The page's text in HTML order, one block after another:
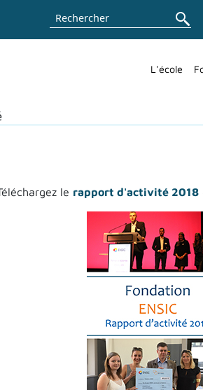
Rechercher
L'école
le rapport d'activité 2018